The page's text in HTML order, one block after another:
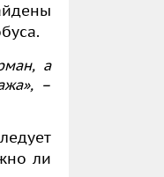
а
–
ли